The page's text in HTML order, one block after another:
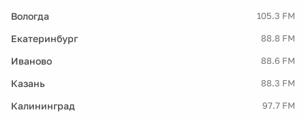
Вологда 105.3 FM
Екатеринбург 88.8 FM
Иваново 88.6 FM
Казань 88.3 FM
Калининград 97.7 FM